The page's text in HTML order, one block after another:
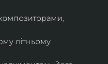
літньому